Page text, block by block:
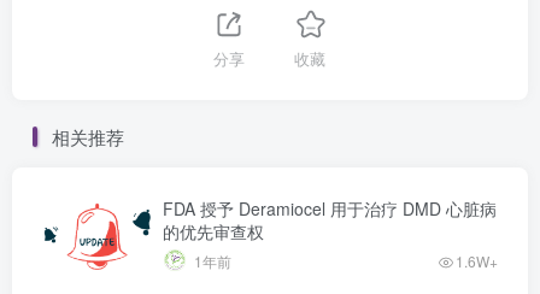
分享 收藏
相关推荐
FDA 授予 Deramiocel 用于治疗 DMD 心脏病
的优先审查权
1年前 1.6W+